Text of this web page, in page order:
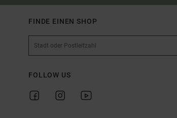
FINDE EINEN SHOP
FOLLOW US